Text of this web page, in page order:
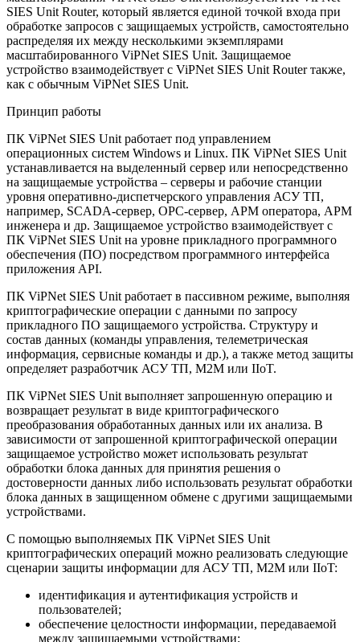
SIES Unit Router, который является единой точкой входа при
обработке запросов с защищаемых устройств, самостоятельно
распределяя их между несколькими экземплярами
масштабированного ViPNet SIES Unit. Защищаемое
устройство взаимодействует с ViPNet SIES Unit Router также,
как с обычным ViPNet SIES Unit.
Принцип работы
ПК ViPNet SIES Unit работает под управлением
операционных систем Windows и Linux. ПК ViPNet SIES Unit
устанавливается на выделенный сервер или непосредственно
на защищаемые устройства – серверы и рабочие станции
уровня оперативно-диспетчерского управления АСУ ТП,
например, SCADA-сервер, OPC-сервер, АРМ оператора, АРМ
инженера и др. Защищаемое устройство взаимодействует с
ПК ViPNet SIES Unit на уровне прикладного программного
обеспечения (ПО) посредством программного интерфейса
приложения API.
ПК ViPNet SIES Unit работает в пассивном режиме, выполняя
криптографические операции с данными по запросу
прикладного ПО защищаемого устройства. Структуру и
состав данных (команды управления, телеметрическая
информация, сервисные команды и др.), а также метод защиты
определяет разработчик АСУ ТП, M2M или IIoT.
ПК ViPNet SIES Unit выполняет запрошенную операцию и
возвращает результат в виде криптографического
преобразования обработанных данных или их анализа. В
зависимости от запрошенной криптографической операции
защищаемое устройство может использовать результат
обработки блока данных для принятия решения о
достоверности данных либо использовать результат обработки
блока данных в защищенном обмене с другими защищаемыми
устройствами.
С помощью выполняемых ПК ViPNet SIES Unit
криптографических операций можно реализовать следующие
сценарии защиты информации для АСУ ТП, М2М или IIoT:
идентификация и аутентификация устройств и
пользователей;
обеспечение целостности информации, передаваемой
между защищаемыми устройствами;